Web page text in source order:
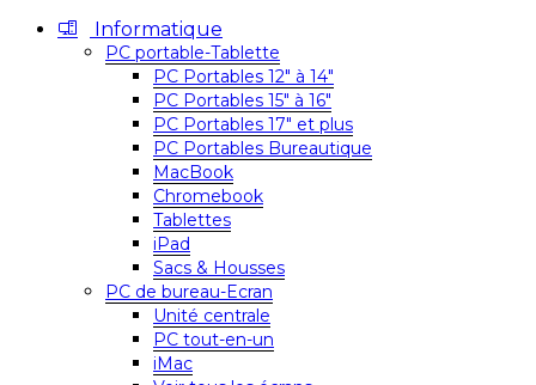
Informatique
PC portable-Tablette
PC Portables 12″ à 14″
PC Portables 15″ à 16″
PC Portables 17″ et plus
PC Portables Bureautique
MacBook
Chromebook
Tablettes
iPad
Sacs & Housses
PC de bureau-Ecran
Unité centrale
PC tout-en-un
iMac